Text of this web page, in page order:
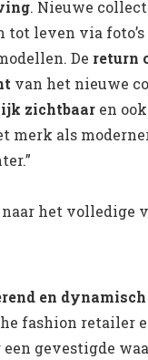
. Nieuwe
tot leven via foto’s
De return
van het nieuwe
zichtbaar en
merk als
het volledige
en
fashion retailer
gevestigde